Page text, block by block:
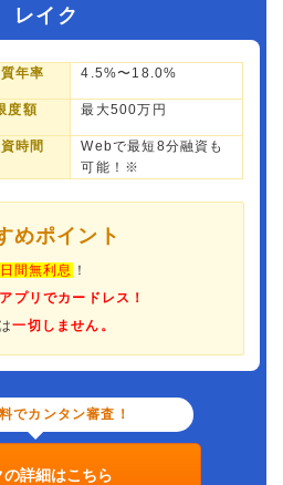
レイク
年率 4.5%〜18.0%
度額 最大500万円
時間
Webで最短8分融資も
可能！※
めポイント
間無利息
！
アプリでカードレス！
一切しません。
でカンタン審査！
の詳細はこちら